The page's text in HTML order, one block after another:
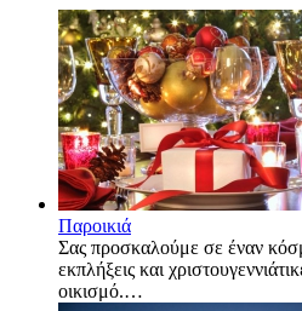
Παροικιά
Σας προσκαλούμε σε έναν
εκπλήξεις και
οικισμό.…